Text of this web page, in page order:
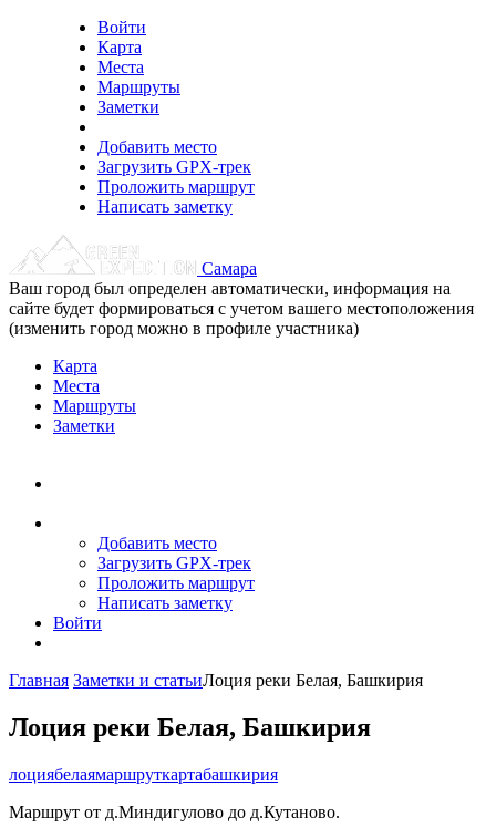
Войти
Карта
Места
Маршруты
Заметки
Добавить место
Загрузить GPX-трек
Проложить маршрут
Написать заметку
Самара
Ваш город был определен автоматически, информация на
сайте будет формироваться с учетом вашего местоположения
(изменить город можно в профиле участника)
Карта
Места
Маршруты
Заметки
Добавить место
Загрузить GPX-трек
Проложить маршрут
Написать заметку
Войти
Главная Заметки и статьиЛоция реки Белая, Башкирия
Лоция реки Белая, Башкирия
лоциябелаямаршруткартабашкирия
Маршрут от д.Миндигулово до д.Кутаново.